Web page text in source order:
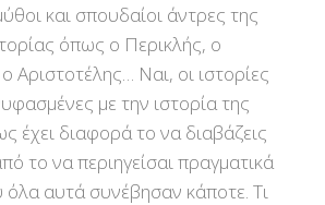
και σπουδαίοι άντρες της
όπως ο Περικλής, ο
Αριστοτέλης… Ναι, οι ιστορίες
με την ιστορία της
έχει διαφορά το να διαβάζεις
το να περιηγείσαι πραγματικά
αυτά συνέβησαν κάποτε. Τι